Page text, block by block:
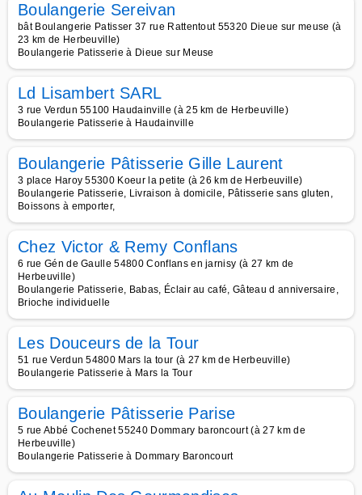
Boulangerie Sereivan
bât Boulangerie Patisser 37 rue Rattentout 55320 Dieue sur meuse (à
23 km de Herbeuville)
Boulangerie Patisserie à Dieue sur Meuse
Ld Lisambert SARL
3 rue Verdun 55100 Haudainville (à 25 km de Herbeuville)
Boulangerie Patisserie à Haudainville
Boulangerie Pâtisserie Gille Laurent
3 place Haroy 55300 Koeur la petite (à 26 km de Herbeuville)
Boulangerie Patisserie, Livraison à domicile, Pâtisserie sans gluten,
Boissons à emporter,
Chez Victor & Remy Conflans
6 rue Gén de Gaulle 54800 Conflans en jarnisy (à 27 km de
Herbeuville)
Boulangerie Patisserie, Babas, Éclair au café, Gâteau d anniversaire,
Brioche individuelle
Les Douceurs de la Tour
51 rue Verdun 54800 Mars la tour (à 27 km de Herbeuville)
Boulangerie Patisserie à Mars la Tour
Boulangerie Pâtisserie Parise
5 rue Abbé Cochenet 55240 Dommary baroncourt (à 27 km de
Herbeuville)
Boulangerie Patisserie à Dommary Baroncourt